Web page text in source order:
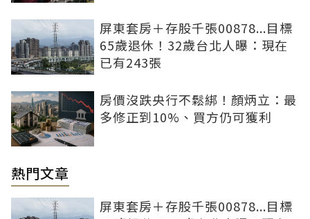
屏東套房＋存股千張00878...目標
65歲退休！32歲台北人曝：現在
已有243張
房價沒跌央行不鬆綁！顏炳立：最
多修正到10%、買方仍可獲利
熱門文章
屏東套房＋存股千張00878...目標